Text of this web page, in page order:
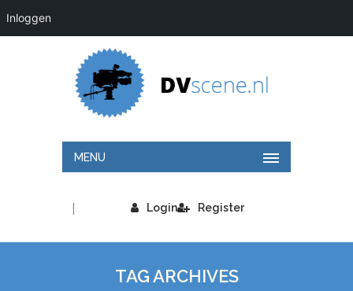
Inloggen
MENU
Login
| Register
TAG ARCHIVES